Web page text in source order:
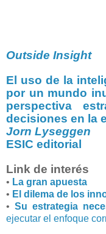
Outside Insight
El uso de la
por un mundo
perspectiva
decisiones en la
Jorn Lyseggen
ESIC editorial
Link de interés
• La gran apuesta
• El dilema de los
• Su estrategia
ejecutar el enfoque